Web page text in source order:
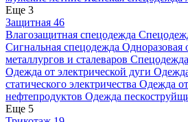
Еще 3
Защитная 46
Влагозащитная спецодежда
Сигнальная спецодежда Одноразовая
металлургов и сталеваров
Одежда от электрической дуги
статического электричества Одежда
нефтепродуктов Одежда
Еще 5